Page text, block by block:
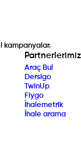
kampanyalar.
Partnerlerimiz
Araç Bul
Dersigo
TwinUp
Fiygo
İhalemetrik
İhale arama